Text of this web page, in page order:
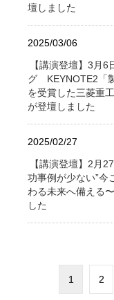
壇しました
2025/03/06
【講演登壇】3月
グ KEYNOTE2「
を受賞した三菱重
が登壇しました
2025/02/27
【講演登壇】2月
功事例が少ない”今
わる未来へ備える
した
1 2